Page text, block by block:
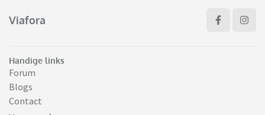
Viafora
Handige links
Forum
Blogs
Contact